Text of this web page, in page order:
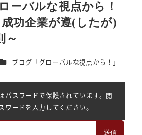
ローバルな視点から！
功企業が遵(したが)
～
カテゴリー
ブログ「グローバルな視点から！」
パスワードで保護されています。閲
ワードを入力してください。